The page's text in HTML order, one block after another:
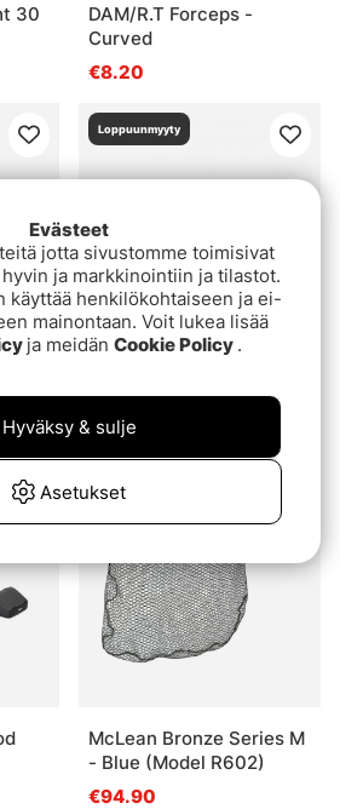
30
DAM/R.T Forceps -
Curved
€8.20
Loppuunmyyty
Hunting Knife
€41.90
Loppuunmyyty
McLean Bronze Series M
- Blue (Model R602)
€94.90
Evästeet
jotta sivustomme toimisivat
ja markkinointiin ja tilastot.
käyttää henkilökohtaiseen ja ei-
mainontaan. Voit lukea lisää
ja meidän Cookie Policy .
Asetukset
Hyväksy & sulje